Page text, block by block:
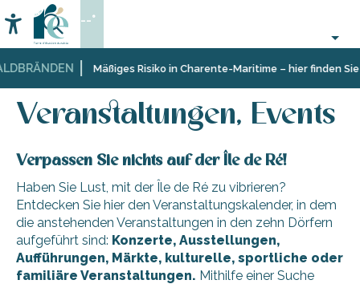
au
contenu
principal
Mäßiges Risiko in Charente-Maritime – hier finden
Accessibilité
Suche
--°
Startseite
Organisieren
Aktivitäten
und
Veranstaltungen, Events
Veranstaltungen, Events
Verpassen Sie nichts auf der Île de Ré!
Haben Sie Lust, mit der Île de Ré zu vibrieren?
Entdecken Sie hier den Veranstaltungskalender, in dem
die anstehenden Veranstaltungen in den zehn Dörfern
aufgeführt sind: Konzerte, Ausstellungen,
Aufführungen, Märkte, kulturelle, sportliche oder
familiäre Veranstaltungen. Mithilfe einer Suche